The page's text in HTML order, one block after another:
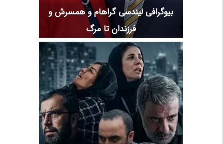
بیوگرافی لیندسی گراهام و همسرش و
فرزندان تا مرگ